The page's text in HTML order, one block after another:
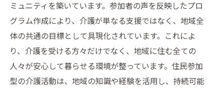
ミュニティを築いています。参加者の声を反映したプロ
グラム作成により、介護が単なる支援ではなく、地域全
体の共通の目標として具現化されています。これによ
り、介護を受ける方々だけでなく、地域に住む全ての
人々が安心して暮らせる環境が整っています。住民参加
型の介護活動は、地域の知識や経験を活用し、持続可能